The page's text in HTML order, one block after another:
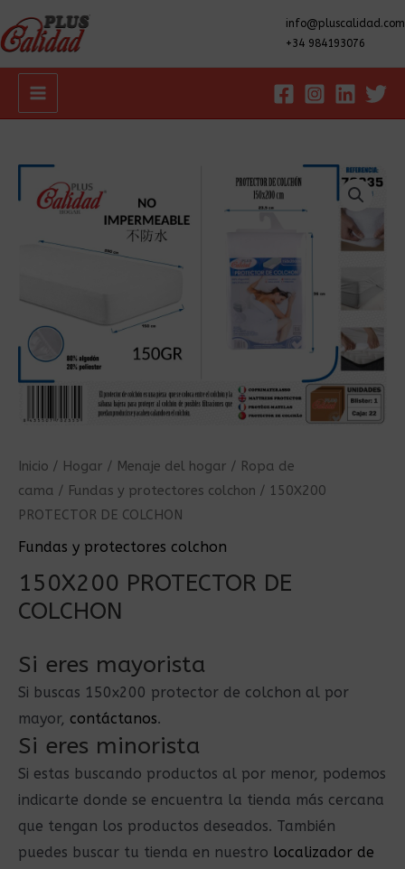
info@pluscalidad.com
+34 984193076
Main
Inicio / Hogar / Menaje del hogar / Ropa de
cama / Fundas y protectores colchon / 150X200
PROTECTOR DE COLCHON
Fundas y protectores colchon
150X200 PROTECTOR DE
COLCHON
Si eres mayorista
Si buscas 150x200 protector de colchon al por
mayor, contáctanos.
Si eres minorista
Si estas buscando productos al por menor, podemos
indicarte donde se encuentra la tienda más cercana
que tengan los productos deseados. También
puedes buscar tu tienda en nuestro localizador de